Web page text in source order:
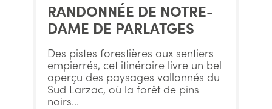
RANDONNÉE DE NOTRE-
DAME DE PARLATGES
Des pistes forestières aux sentiers
empierrés, cet itinéraire livre un bel
aperçu des paysages vallonnés du
Sud Larzac, où la forêt de pins
noirs...